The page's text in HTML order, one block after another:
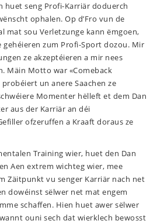
huet seng Profi-Karriär doduerch
ophalen. Op d’Fro vun de
mat sou Verletzunge kann ëmgoen,
gehéieren zum Profi-Sport dozou. Mir
ze akzeptéieren a mir nees
Mäin Motto war «Comeback
un anere Saachen ze
Momenter hëlleft et dem Dan
aus der Karriär an déi
ofzeruffen a Kraaft doraus ze
Training wier, huet den Dan
Aen extrem wichteg wier, mee
Zäitpunkt vu senger Karriär nach net
dowéinst sëlwer net mat engem
schaffen. Hien huet awer sëlwer
ouni sech dat wierklech bewosst